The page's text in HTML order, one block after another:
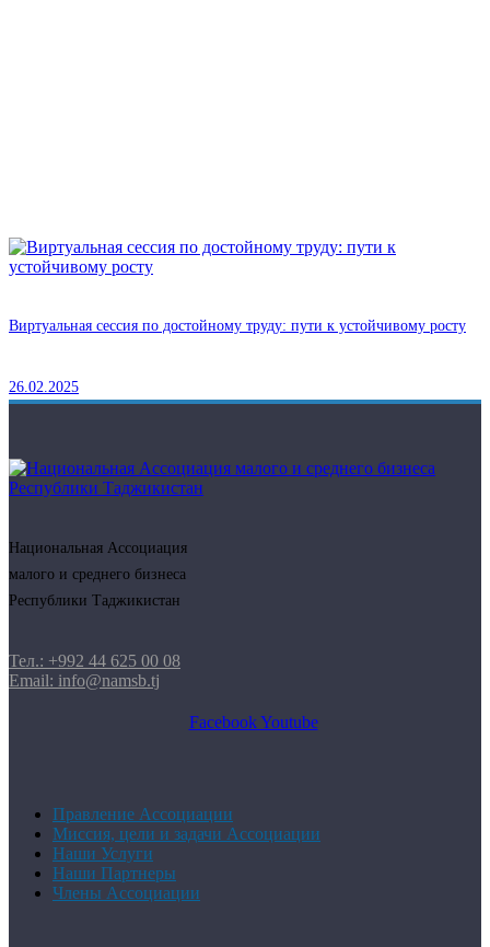
Виртуальная сессия по достойному труду: пути к устойчивому росту
26.02.2025
Национальная Ассоциация
малого и среднего бизнеса
Республики Таджикистан
Тел.: +992 44 625 00 08
Email: info@namsb.tj
Facebook Youtube
Правление Ассоциации
Миссия, цели и задачи Ассоциации
Наши Услуги
Наши Партнеры
Члены Ассоциации